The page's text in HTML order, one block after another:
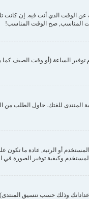
الذي أنت فيه. إن كانت تلك
المناسب, صح الوقت المناسب!
الساعة (أو وقت الصيف
وكيفية توفير
وذلك حسب تنسيق